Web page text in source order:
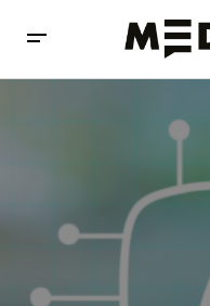
Sztuczna inteligencja?